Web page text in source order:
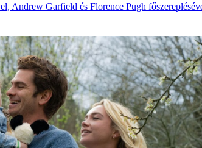
Andrew Garfield és Florence Pugh